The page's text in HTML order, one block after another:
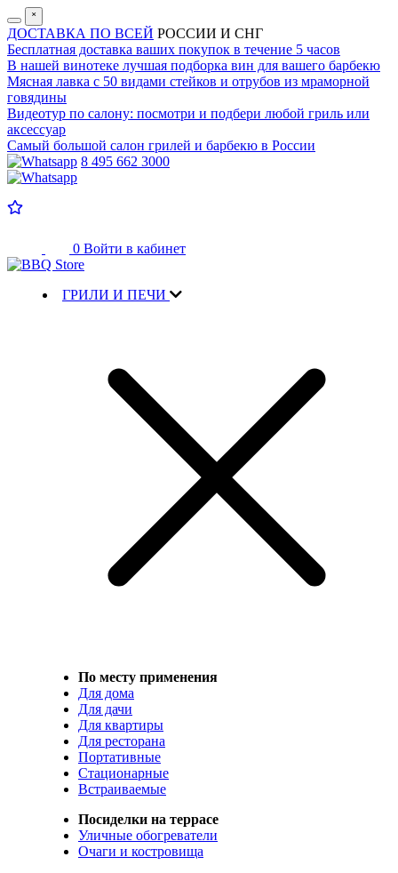
˟
ДОСТАВКА ПО ВСЕЙ РОССИИ И СНГ
Бесплатная доставка ваших покупок в течение 5 часов
В нашей винотеке лучшая подборка вин для вашего барбекю
Мясная лавка с 50 видами стейков и отрубов из мраморной
говядины
Видеотур по салону: посмотри и подбери любой гриль или
аксессуар
Самый большой салон грилей и барбекю в России
8 495 662 3000
0 Войти в кабинет
ГРИЛИ И ПЕЧИ
По месту применения
Для дома
Для дачи
Для квартиры
Для ресторана
Портативные
Стационарные
Встраиваемые
Посиделки на террасе
Уличные обогреватели
Очаги и костровища